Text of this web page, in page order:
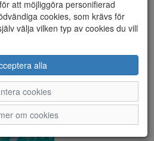
att möjliggöra personifierad
cookies, som krävs för
välja vilken typ av cookies du vill
alla
cookies
om cookies